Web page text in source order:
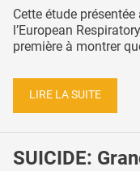
Cette étude
l’European
première à montrer
LIRE LA SUITE
SUICIDE: